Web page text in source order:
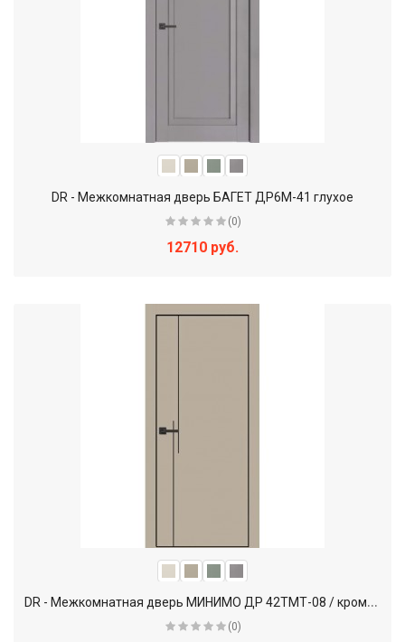
DR - Межкомнатная дверь БАГЕТ ДР6М-41 глухое
(0)
12710 руб.
D
R - Межкомнатная дверь МИНИМО ДР 42ТМТ-08 / кромка ABS черная
(0)